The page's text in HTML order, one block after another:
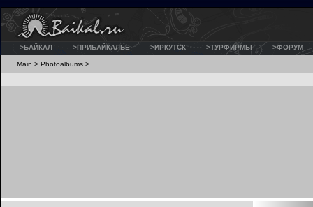
>БАЙКАЛ >ПРИБАЙКАЛЬЕ >ИРКУТСК >ТУРФИРМЫ >ФОРУМ
Main > Photoalbums >